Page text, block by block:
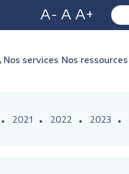
A- A A+
Nos services Nos ressources
2021 2022 2023